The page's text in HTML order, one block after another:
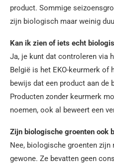
product. Sommige
zijn biologisch maar weinig
Kan ik zien of iets echt
Ja, je kunt dat controleren via
België is het EKO-keurmerk of
bewijs dat een product aan
Producten zonder keurmerk
noemen, ook al beweert een
Zijn biologische groenten ook
Nee, biologische groenten zijn
gewone. Ze bevatten geen